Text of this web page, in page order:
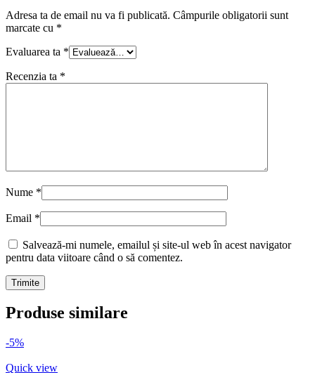
Adresa ta de email nu va fi publicată. Câmpurile obligatorii sunt
marcate cu *
Evaluarea ta *
Recenzia ta *
Nume *
Email *
Salvează-mi numele, emailul și site-ul web în acest navigator
pentru data viitoare când o să comentez.
Produse similare
-5%
Quick view